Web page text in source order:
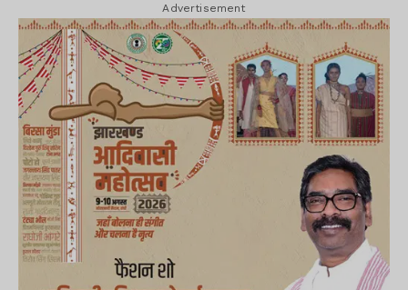
Advertisement